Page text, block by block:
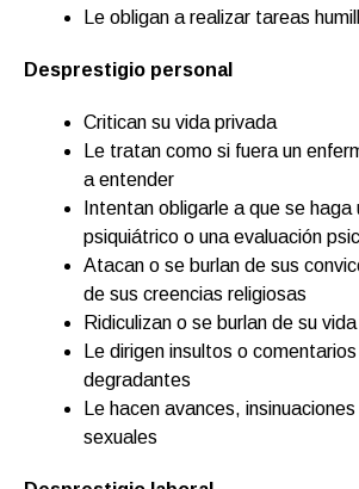
Le obligan a realizar tareas
Desprestigio personal
Critican su vida privada
Le tratan como si fuera un
a entender
Intentan obligarle a que se haga
psiquiátrico o una evaluación
Atacan o se burlan de sus
de sus creencias religiosas
Ridiculizan o se burlan de su
Le dirigen insultos o
degradantes
Le hacen avances,
sexuales